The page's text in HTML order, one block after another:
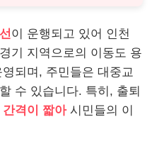
이 운행되고 있어 인천
기 지역으로의 이동도 용
되며, 주민들은 대중교
수 있습니다. 특히, 출퇴
격이 짧아시민들의 이